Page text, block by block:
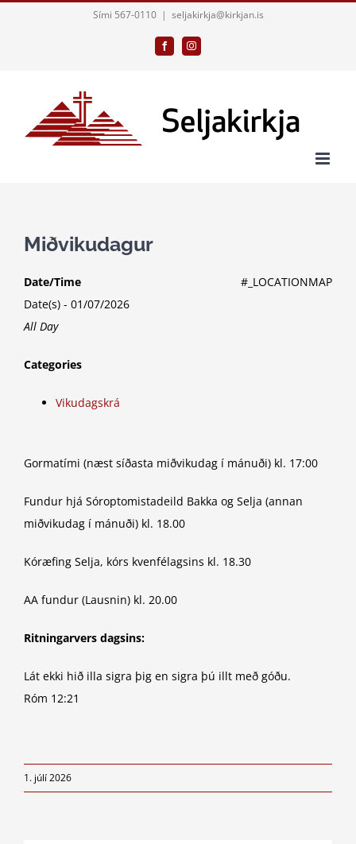
Sími 567-0110 | seljakirkja@kirkjan.is
FacebookInstagram
Miðvikudagur
#_LOCATIONMAP
Date/Time
Date(s) - 01/07/2026
All Day
Categories
Vikudagskrá
Gormatími (næst síðasta miðvikudag í mánuði) kl. 17:00
Fundur hjá Sóroptomistadeild Bakka og Selja (annan
miðvikudag í mánuði) kl. 18.00
Kóræfing Selja, kórs kvenfélagsins kl. 18.30
AA fundur (Lausnin) kl. 20.00
Ritningarvers dagsins:
Lát ekki hið illa sigra þig en sigra þú illt með góðu.
Róm 12:21
1. júlí 2026